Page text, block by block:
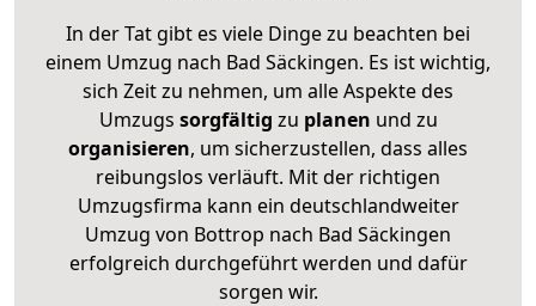
In der Tat gibt es viele Dinge zu beachten bei
einem Umzug nach Bad Säckingen. Es ist wichtig,
sich Zeit zu nehmen, um alle Aspekte des
Umzugs sorgfältig zu planen und zu
organisieren, um sicherzustellen, dass alles
reibungslos verläuft. Mit der richtigen
Umzugsfirma kann ein deutschlandweiter
Umzug von Bottrop nach Bad Säckingen
erfolgreich durchgeführt werden und dafür
sorgen wir.